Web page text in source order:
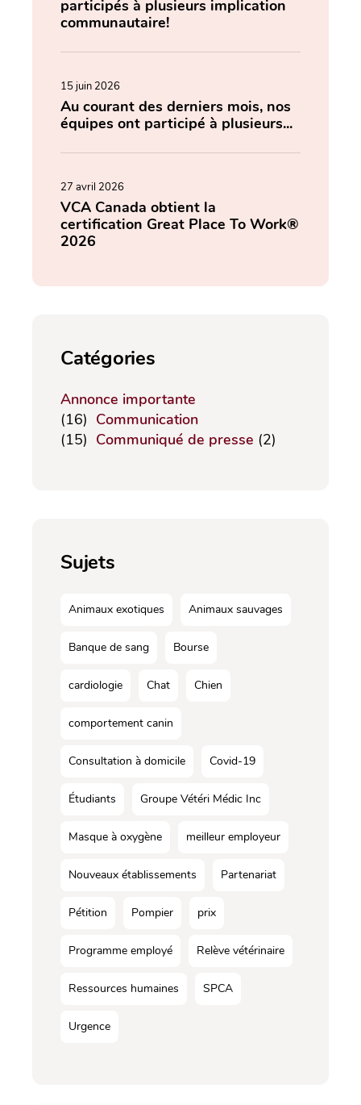
participés à plusieurs implication
communautaire!
15 juin 2026
Au courant des derniers mois, nos
équipes ont participé à plusieurs...
27 avril 2026
VCA Canada obtient la
certification Great Place To Work®
2026
Catégories
Annonce importante
(16) Communication
(15) Communiqué de presse (2)
Sujets
Animaux exotiques Animaux sauvages
Banque de sang Bourse
cardiologie Chat Chien
comportement canin
Consultation à domicile Covid-19
Étudiants Groupe Vétéri Médic Inc
Masque à oxygène meilleur employeur
Nouveaux établissements Partenariat
Pétition Pompier prix
Programme employé Relève vétérinaire
Ressources humaines SPCA
Urgence